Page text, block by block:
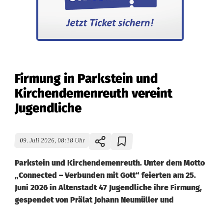
Firmung in Parkstein und
Kirchendemenreuth vereint
Jugendliche
09. Juli 2026, 08:18 Uhr
Parkstein und Kirchendemenreuth. Unter dem Motto
„Connected – Verbunden mit Gott“ feierten am 25.
Juni 2026 in Altenstadt 47 Jugendliche ihre Firmung,
gespendet von Prälat Johann Neumüller und